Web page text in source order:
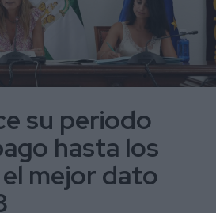
su periodo
hasta los
mejor dato